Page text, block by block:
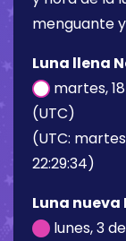
menguante
Luna llena
martes,
(UTC)
(UTC:
22:29:34)
Luna nueva
lunes, 3